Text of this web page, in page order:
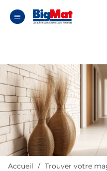
Accueil
Trouver votre